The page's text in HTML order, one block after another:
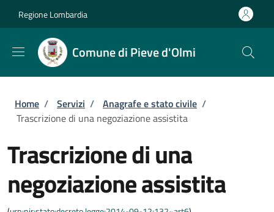
Regione Lombardia
Comune di Pieve d'Olmi
Briciole di pane
Home / Servizi / Anagrafe e stato civile /
Trascrizione di una negoziazione assistita
Trascrizione di una
negoziazione assistita